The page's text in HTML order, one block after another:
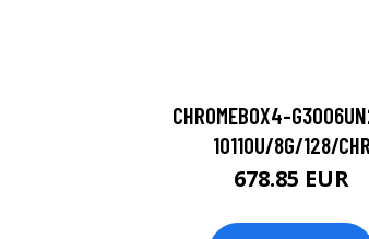
CHROMEBOX4-
10110U/8G/128/CHR
678.85 EUR